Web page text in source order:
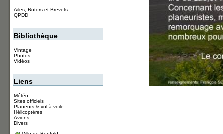
Ailes, Rotors et Brevets
QPDD
Bibliothèque
Vintage
Photos
Vidéos
Liens
Météo
Sites officiels
Planeurs & vol à voile
Hélicoptères
Avions
Divers